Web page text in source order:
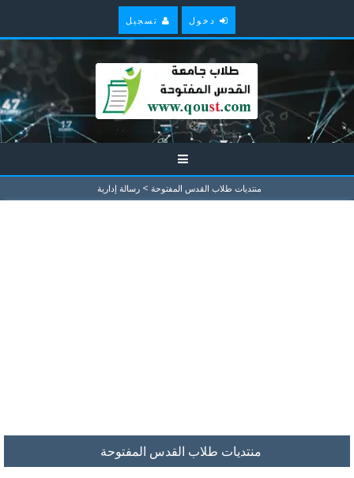
دخول تسجيل
منتديات طلاب القدس المفتوحة > رسالة إدارية
منتديات طلاب القدس المفتوحة